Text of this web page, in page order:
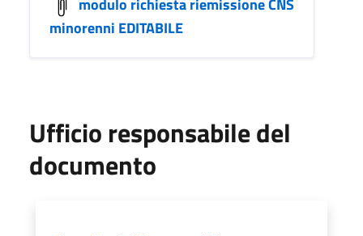
minorenni EDITABILE
Ufficio responsabile del
documento